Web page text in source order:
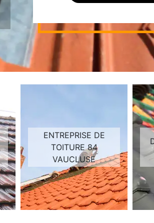
ENTREPRISE DE
TOITURE 84
VAUCLUSE